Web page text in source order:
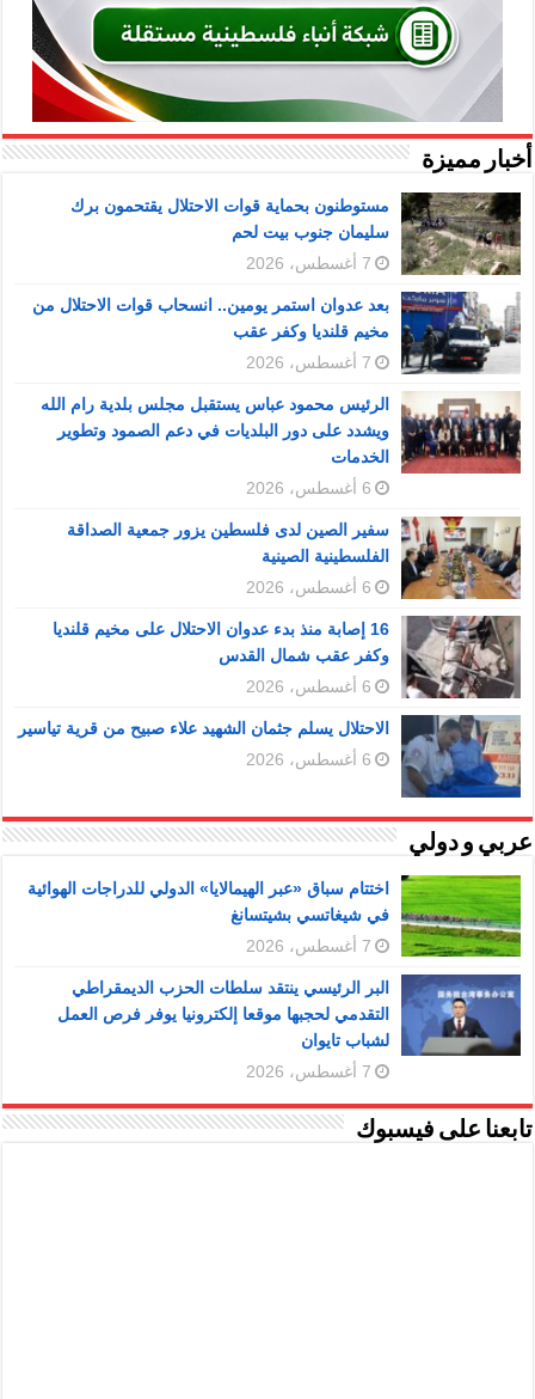
أخبار مميزة
مستوطنون بحماية قوات الاحتلال يقتحمون برك
سليمان جنوب بيت لحم
7 أغسطس، 2026
بعد عدوان استمر يومين.. انسحاب قوات الاحتلال من
مخيم قلنديا وكفر عقب
7 أغسطس، 2026
الرئيس محمود عباس يستقبل مجلس بلدية رام الله
ويشدد على دور البلديات في دعم الصمود وتطوير
الخدمات
6 أغسطس، 2026
سفير الصين لدى فلسطين يزور جمعية الصداقة
الفلسطينية الصينية
6 أغسطس، 2026
16 إصابة منذ بدء عدوان الاحتلال على مخيم قلنديا
وكفر عقب شمال القدس
6 أغسطس، 2026
الاحتلال يسلم جثمان الشهيد علاء صبيح من قرية تياسير
6 أغسطس، 2026
عربي و دولي
اختتام سباق «عبر الهيمالايا» الدولي للدراجات الهوائية
في شيغاتسي بشيتسانغ
7 أغسطس، 2026
البر الرئيسي ينتقد سلطات الحزب الديمقراطي
التقدمي لحجبها موقعا إلكترونيا يوفر فرص العمل
لشباب تايوان
7 أغسطس، 2026
تابعنا على فيسبوك